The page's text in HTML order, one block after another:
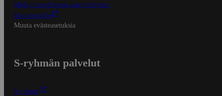
Mobiilisovelluksen saavutettavuus
Mainostajalle
Muuta evästeasetuksia
S-ryhmän palvelut
S-ryhmä